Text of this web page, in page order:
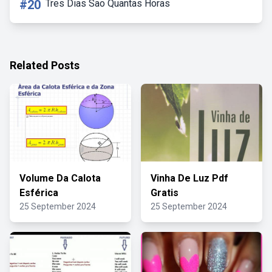
#20 Tres Dias Sao Quantas Horas
Related Posts
Volume Da Calota
Esférica
25 September 2024
Vinha De Luz Pdf
Gratis
25 September 2024